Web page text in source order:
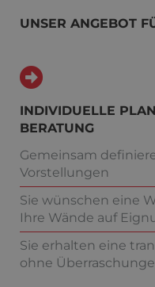
UNSER ANGEBOT
INDIVIDUELLE
BERATUNG
Gemeinsam
Vorstellungen
Sie wünschen eine
Ihre Wände auf
Sie erhalten eine
ohne